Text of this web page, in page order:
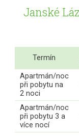
Janské
Termín
Apartmán/noc
při pobytu na
2 noci
Apartmán/noc
při pobytu 3 a
více nocí